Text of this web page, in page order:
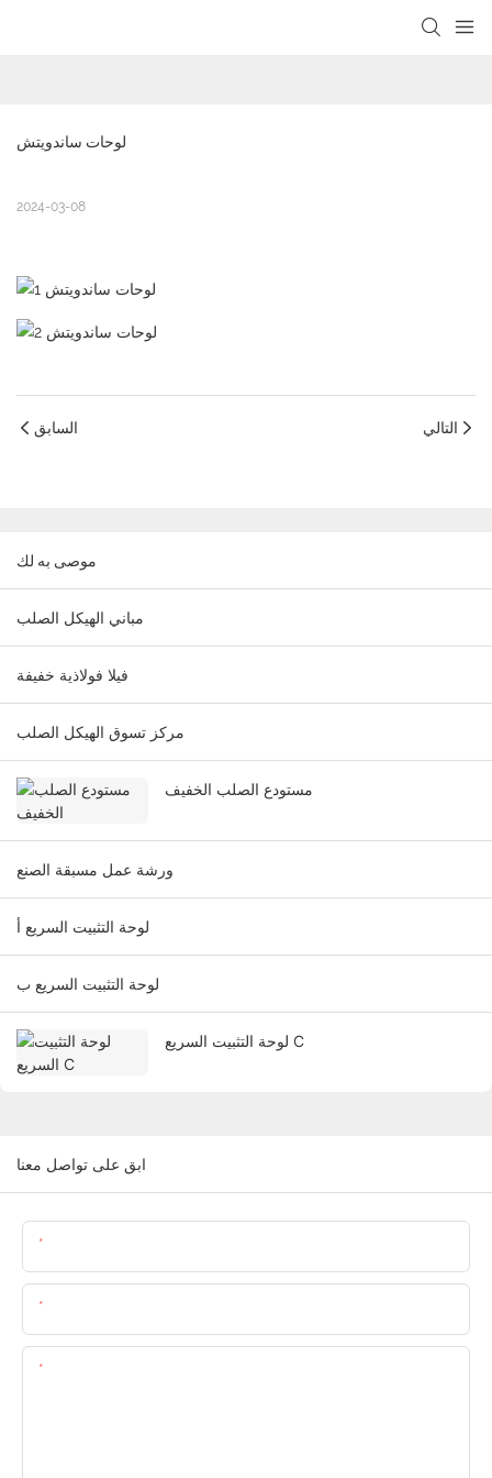
لوحات ساندويتش
2024-03-08
السابق التالي
موصى به لك
مباني الهيكل الصلب
فيلا فولاذية خفيفة
مركز تسوق الهيكل الصلب
مستودع الصلب الخفيف
ورشة عمل مسبقة الصنع
لوحة التثبيت السريع أ
لوحة التثبيت السريع ب
لوحة التثبيت السريع C
ابق على تواصل معنا